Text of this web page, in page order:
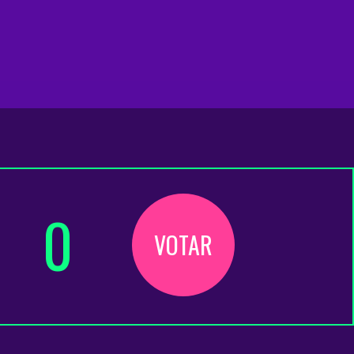
0 VOTAR